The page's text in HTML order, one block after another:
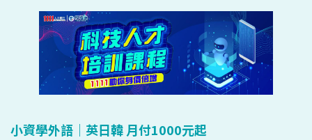
小資學外語｜英日韓 月付1000元起